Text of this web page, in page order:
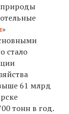
»
стало
61 млрд
тонн в год.